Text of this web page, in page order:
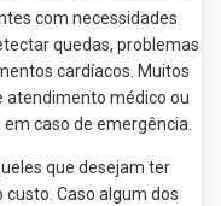
com necessidades
quedas, problemas
cardíacos. Muitos
atendimento médico ou
caso de emergência.
que desejam ter
Caso algum dos